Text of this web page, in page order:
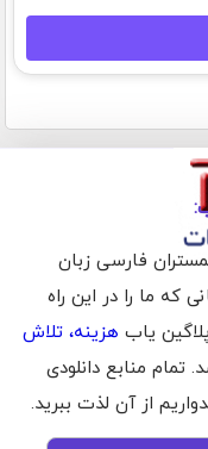
فارسی زبان
ما را در این راه
یاب هزینه، تلاش
منابع دانلودی
از آن لذت ببرید.